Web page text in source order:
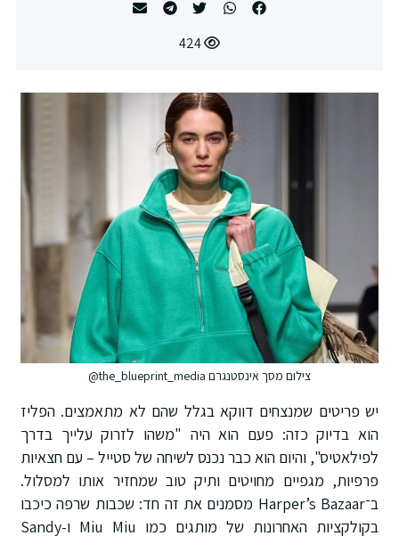
צילום מסך אינסטנגרם the_blueprint_media@
יש פריטים שמנצחים דווקא בגלל שהם לא מתאמצים. הפליז
הוא בדיוק כזה: פעם הוא היה "משהו לזרוק עלייך בדרך
לפילאטיס", והיום הוא כבר נכנס לשיחה של סטייל – עם חצאיות
פרפיות, מגפיים מחויטים ותיק טוב שמחזיר אותו למסלול.
ב־Harper’s Bazaar מסמנים את זה חד: שכבות שרפה כיכבו
בקולקציות האחרונות של מותגים כמו Miu Miu ו-Sandy